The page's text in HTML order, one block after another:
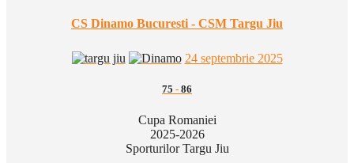
CS Dinamo Bucuresti - CSM Targu Jiu
24 septembrie 2025
75 - 86
Cupa Romaniei
2025-2026
Sporturilor Targu Jiu